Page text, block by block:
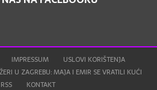
IMPRESSUM
USLOVI KORIŠTENJA
U ZAGREBU: MAJA I EMIR SE VRATILI KUĆI
RSS
KONTAKT